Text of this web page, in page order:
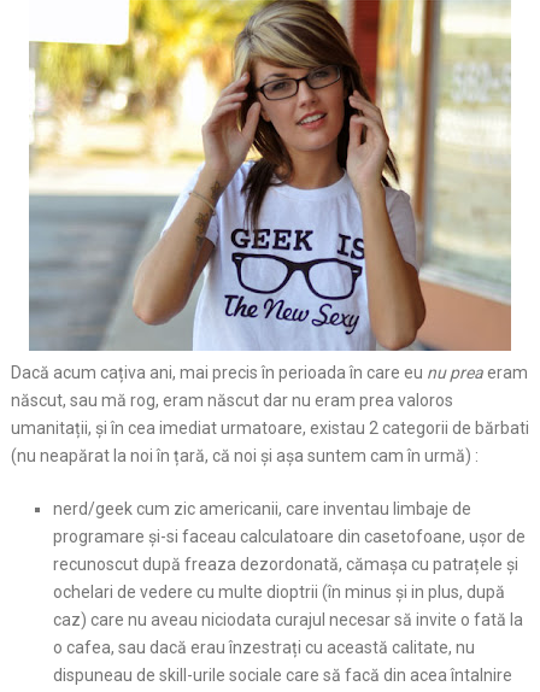
Dacă acum cațiva ani, mai precis în perioada în care eu nu preaeram
născut, sau mă rog, eram născut dar nu eram prea valoros
umanitații, și în cea imediat urmatoare, existau 2 categorii de bărbati
(nu neapărat la noi în țară, că noi și așa suntem cam în urmă) :
nerd/geek cum zic americanii, care inventau limbaje de
programare și-si faceau calculatoare din casetofoane, ușor de
recunoscut după freaza dezordonată, cămașa cu patrațele și
ochelari de vedere cu multe dioptrii (în minus și in plus, după
caz) care nu aveau niciodata curajul necesar să invite o fată la
o cafea, sau dacă erau înzestrați cu această calitate, nu
dispuneau de skill-urile sociale care să facă din acea întalnire